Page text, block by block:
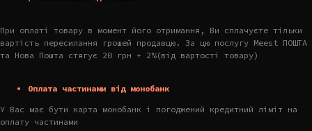
При оплаті товару в момент його отримання, Ви сплачуєте тільки
вартість пересилання грошей продавцю. За цю послугу Meest ПОШТА
та Нова Пошта стягує 20 грн + 2%(від вартості товару)
Оплата частинами від монобанк
У Вас має бути карта монобанк і погоджений кредитний ліміт на
оплату частинами